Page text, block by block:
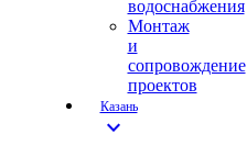
водоснабжения
Монтаж
и
сопровождение
проектов
Казань
expand_more